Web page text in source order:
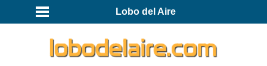
Lobo del Aire